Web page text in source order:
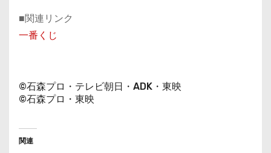
■関連リンク
一番くじ
©石森プロ・テレビ朝日・ADK・東映
©石森プロ・東映
関連